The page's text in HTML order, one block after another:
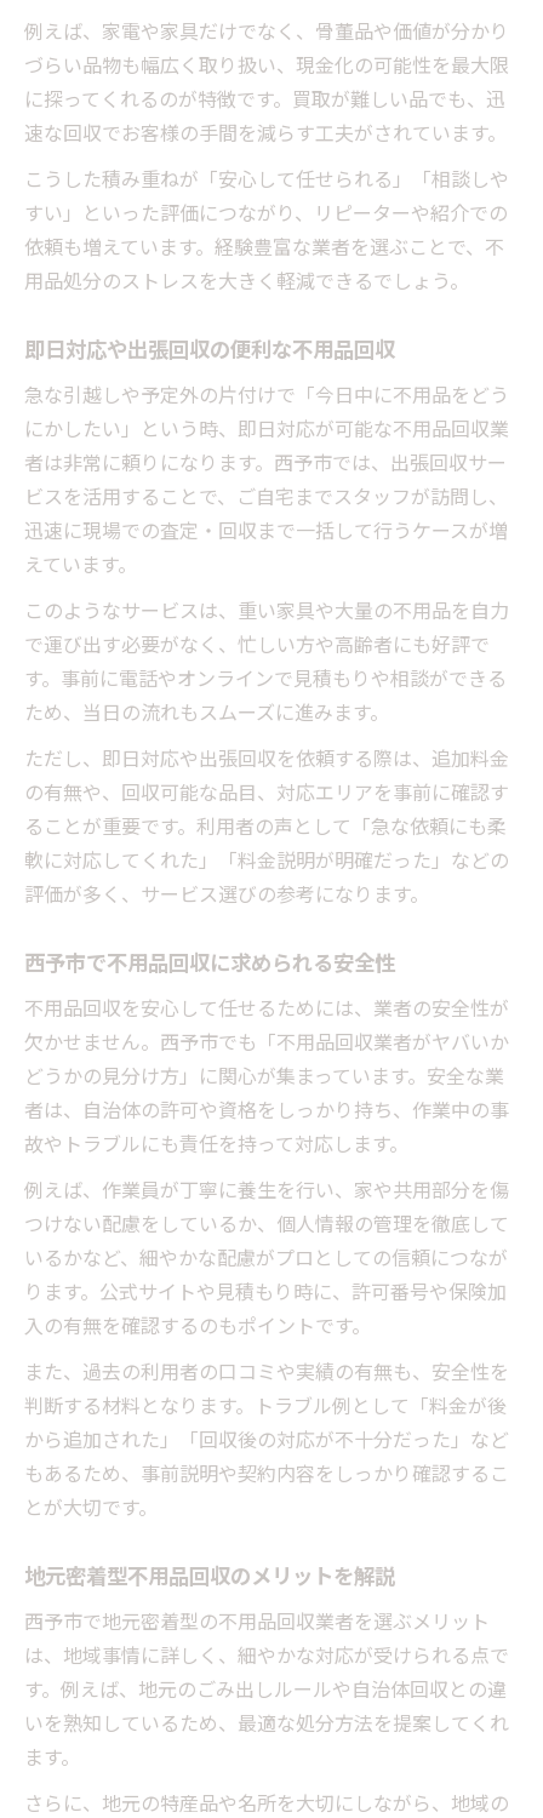
例えば、家電や家具だけでなく、骨董品や価値が分かり
づらい品物も幅広く取り扱い、現金化の可能性を最大限
に探ってくれるのが特徴です。買取が難しい品でも、迅
速な回収でお客様の手間を減らす工夫がされています。
こうした積み重ねが「安心して任せられる」「相談しや
すい」といった評価につながり、リピーターや紹介での
依頼も増えています。経験豊富な業者を選ぶことで、不
用品処分のストレスを大きく軽減できるでしょう。
即日対応や出張回収の便利な不用品回収
急な引越しや予定外の片付けで「今日中に不用品をどう
にかしたい」という時、即日対応が可能な不用品回収業
者は非常に頼りになります。西予市では、出張回収サー
ビスを活用することで、ご自宅までスタッフが訪問し、
迅速に現場での査定・回収まで一括して行うケースが増
えています。
このようなサービスは、重い家具や大量の不用品を自力
で運び出す必要がなく、忙しい方や高齢者にも好評で
す。事前に電話やオンラインで見積もりや相談ができる
ため、当日の流れもスムーズに進みます。
ただし、即日対応や出張回収を依頼する際は、追加料金
の有無や、回収可能な品目、対応エリアを事前に確認す
ることが重要です。利用者の声として「急な依頼にも柔
軟に対応してくれた」「料金説明が明確だった」などの
評価が多く、サービス選びの参考になります。
西予市で不用品回収に求められる安全性
不用品回収を安心して任せるためには、業者の安全性が
欠かせません。西予市でも「不用品回収業者がヤバいか
どうかの見分け方」に関心が集まっています。安全な業
者は、自治体の許可や資格をしっかり持ち、作業中の事
故やトラブルにも責任を持って対応します。
例えば、作業員が丁寧に養生を行い、家や共用部分を傷
つけない配慮をしているか、個人情報の管理を徹底して
いるかなど、細やかな配慮がプロとしての信頼につなが
ります。公式サイトや見積もり時に、許可番号や保険加
入の有無を確認するのもポイントです。
また、過去の利用者の口コミや実績の有無も、安全性を
判断する材料となります。トラブル例として「料金が後
から追加された」「回収後の対応が不十分だった」など
もあるため、事前説明や契約内容をしっかり確認するこ
とが大切です。
地元密着型不用品回収のメリットを解説
西予市で地元密着型の不用品回収業者を選ぶメリット
は、地域事情に詳しく、細やかな対応が受けられる点で
す。例えば、地元のごみ出しルールや自治体回収との違
いを熟知しているため、最適な処分方法を提案してくれ
ます。
さらに、地元の特産品や名所を大切にしながら、地域の